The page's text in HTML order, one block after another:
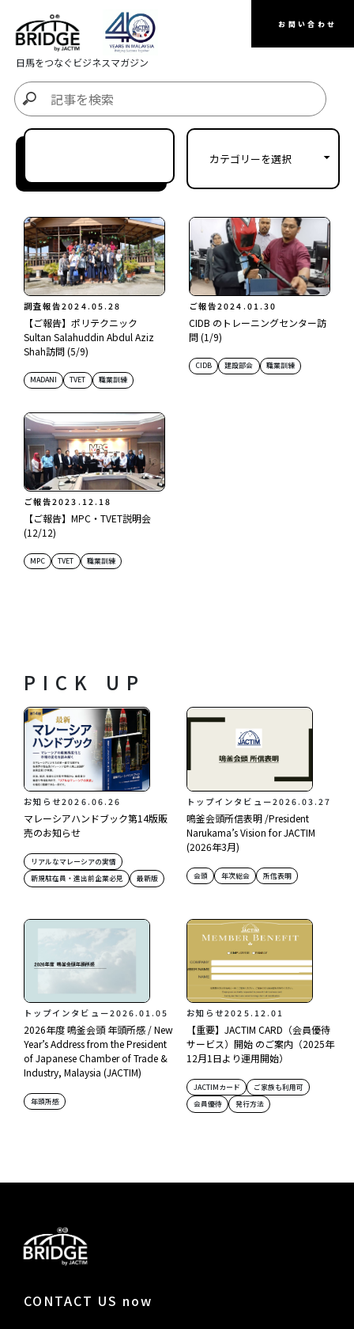
お問い合わせ
日馬をつなぐビジネスマガジン
調査報告2024.05.28
【ご報告】ポリテクニック
Sultan Salahuddin Abdul Aziz
Shah訪問 (5/9)
MADANI TVET 職業訓練
ご報告2024.01.30
CIDB のトレーニングセンター訪
問 (1/9)
CIDB 建設部会 職業訓練
ご報告2023.12.18
【ご報告】MPC・TVET説明会
(12/12)
MPC TVET 職業訓練
PICK UP
お知らせ2026.06.26
マレーシアハンドブック第14版販
売のお知らせ
リアルなマレーシアの実情
新規駐在員・進出前企業必見
最新版
トップインタビュー2026.03.27
鳴釜会頭所信表明 /President
Narukama’s Vision for JACTIM
(2026年3月)
会頭 年次総会 所信表明
トップインタビュー2026.01.05
2026年度 鳴釜会頭 年頭所感 / New
Year’s Address from the President
of Japanese Chamber of Trade &
Industry, Malaysia (JACTIM)
年頭所感
お知らせ2025.12.01
【重要】JACTIM CARD（会員優待
サービス）開始 のご案内（2025年
12月1日より運用開始）
JACTIMカード
ご家族も利用可
会員優待
発行方法
CONTACT US now